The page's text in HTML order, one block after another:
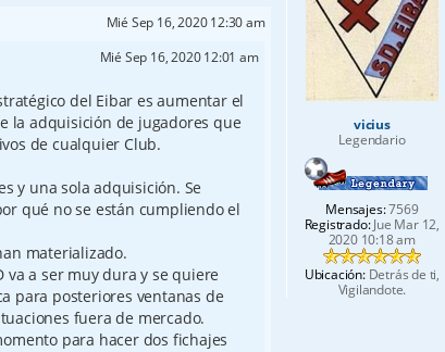
vicius
Legendario
Mensajes:7569
Registrado:Jue Mar 12,
2020 10:18 am
Ubicación:Detrás de ti,
Vigilandote.
Mié Sep 16, 2020 12:30 am
Mié Sep 16, 2020 12:01 am
del Eibar es aumentar el
la adquisición de jugadores que
de cualquier Club.
y una sola adquisición. Se
qué no se están cumpliendo el
materializado.
va a ser muy dura y se quiere
para posteriores ventanas de
fuera de mercado.
para hacer dos fichajes